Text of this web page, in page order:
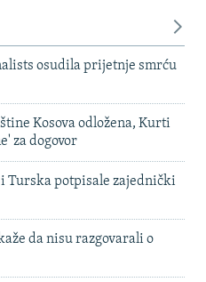
osudila prijetnje smrću
Kosova odložena, Kurti
za dogovor
Turska potpisale zajednički
da nisu razgovarali o